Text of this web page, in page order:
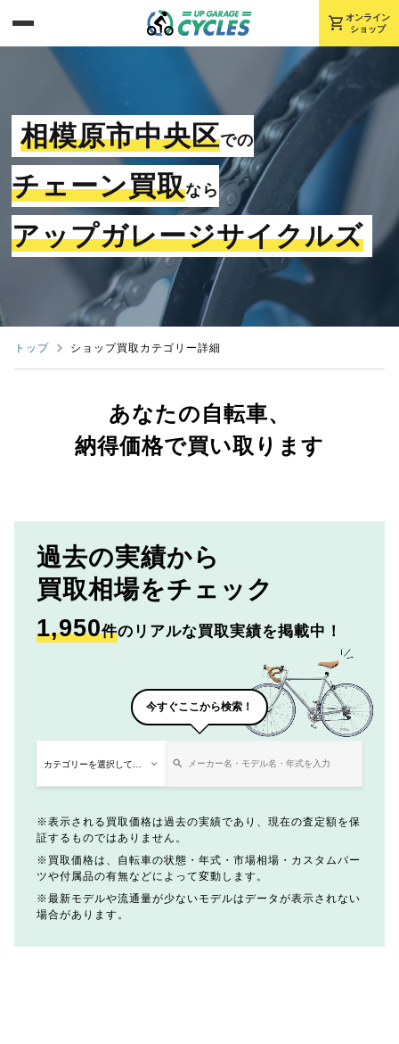
shopping_cart オンライン
ショップ
相模原市中央区での
チェーン買取なら
アップガレージサイクルズ
トップ ショップ買取カテゴリー詳細
あなたの自転車、
納得価格で買い取ります
過去の実績から
買取相場をチェック
1,950件のリアルな買取実績を掲載中！
今すぐここから検索！
表示される買取価格は過去の実績であり、現在の査定額を保
証するものではありません。
買取価格は、自転車の状態・年式・市場相場・カスタムパー
ツや付属品の有無などによって変動します。
最新モデルや流通量が少ないモデルはデータが表示されない
場合があります。